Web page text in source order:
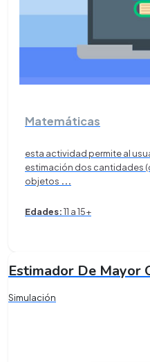
Matemáticas
esta actividad permite al
estimación dos cantidades
objetos ...
Edades:11 a 15+
Estimador De Mayor
Simulación